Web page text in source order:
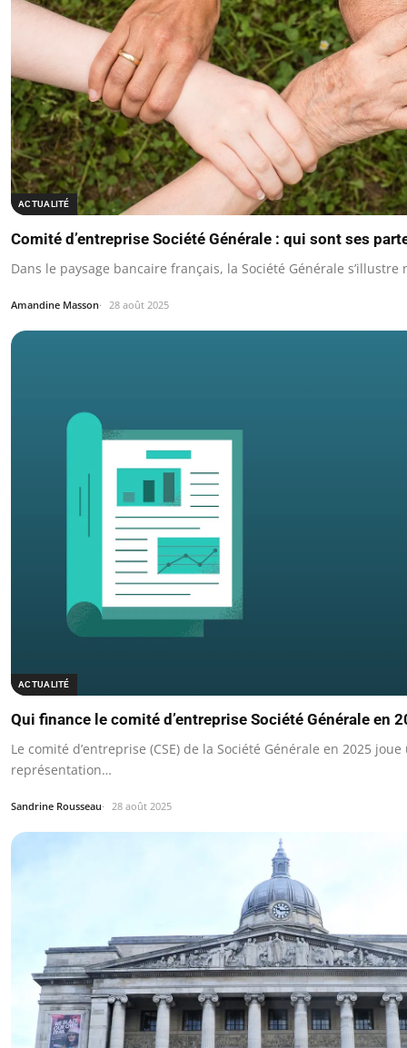
ACTUALITÉ
Comité d’entreprise Société Générale : qui sont ses
Dans le paysage bancaire français, la Société Générale
Amandine Masson 28 août 2025
ACTUALITÉ
Qui finance le comité d’entreprise Société Générale en
Le comité d’entreprise (CSE) de la Société Générale en 2025
représentation…
Sandrine Rousseau 28 août 2025